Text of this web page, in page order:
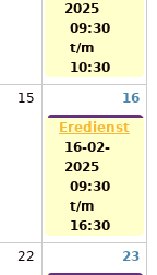
2025
09:30
t/m
10:30
15
16
Eredienst
16-02-
2025
09:30
t/m
16:30
22
23